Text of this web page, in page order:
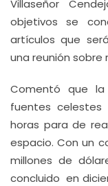
Villaseñor
objetivos se
artículos que
una reunión sobre
Comentó que la
fuentes
horas para de
espacio. Con un
millones de
concluido en